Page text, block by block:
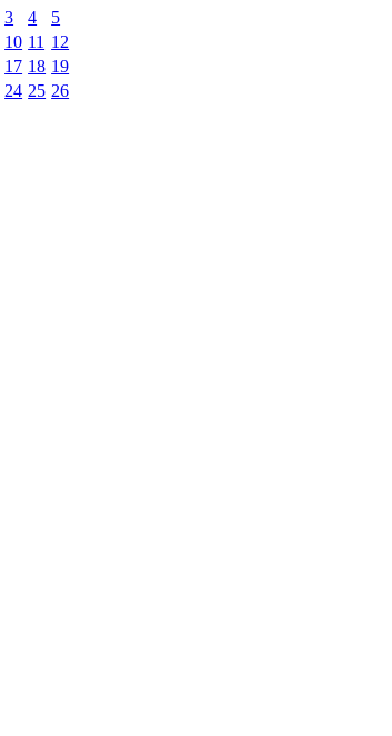
3 4
5
10 11 12
17 18 19
24 25 26